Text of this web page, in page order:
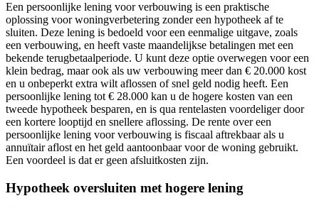
Een persoonlijke lening voor verbouwing is een praktische
oplossing voor woningverbetering zonder een hypotheek af te
sluiten. Deze lening is bedoeld voor een eenmalige uitgave, zoals
een verbouwing, en heeft vaste maandelijkse betalingen met een
bekende terugbetaalperiode. U kunt deze optie overwegen voor een
klein bedrag, maar ook als uw verbouwing meer dan € 20.000 kost
en u onbeperkt extra wilt aflossen of snel geld nodig heeft. Een
persoonlijke lening tot € 28.000 kan u de hogere kosten van een
tweede hypotheek besparen, en is qua rentelasten voordeliger door
een kortere looptijd en snellere aflossing. De rente over een
persoonlijke lening voor verbouwing is fiscaal aftrekbaar als u
annuïtair aflost en het geld aantoonbaar voor de woning gebruikt.
Een voordeel is dat er geen afsluitkosten zijn.
Hypotheek oversluiten met hogere lening